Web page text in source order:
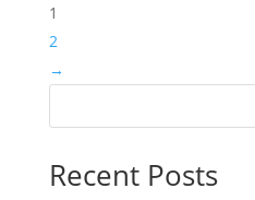
1
2
→
Recent Posts